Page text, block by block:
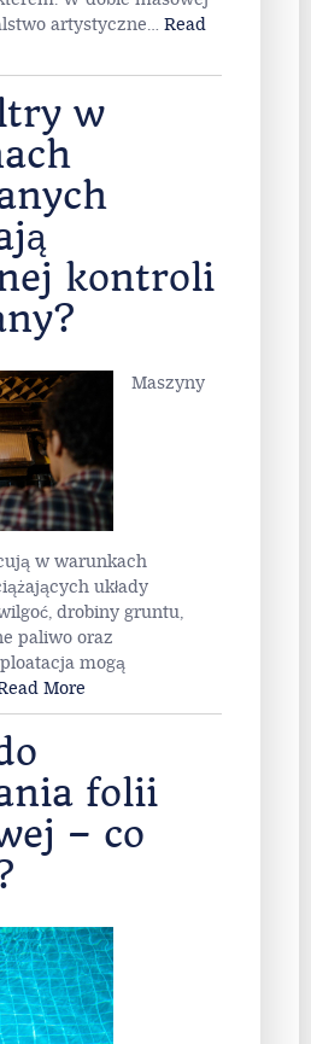
artystyczne… Read
w
kontroli
Maszyny
w warunkach
układy
drobiny gruntu,
paliwo oraz
mogą
More
folii
– co